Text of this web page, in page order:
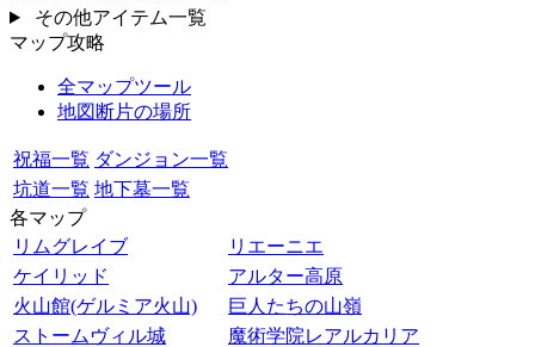
その他アイテム一覧
マップ攻略
全マップツール
地図断片の場所
祝福一覧 ダンジョン一覧
坑道一覧 地下墓一覧
各マップ
リムグレイブ
リエーニエ
ケイリッド
アルター高原
火山館(ゲルミア火山)
巨人たちの山嶺
ストームヴィル城
魔術学院レアルカリア